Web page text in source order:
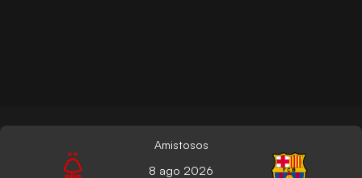
Amistosos
8 ago 2026